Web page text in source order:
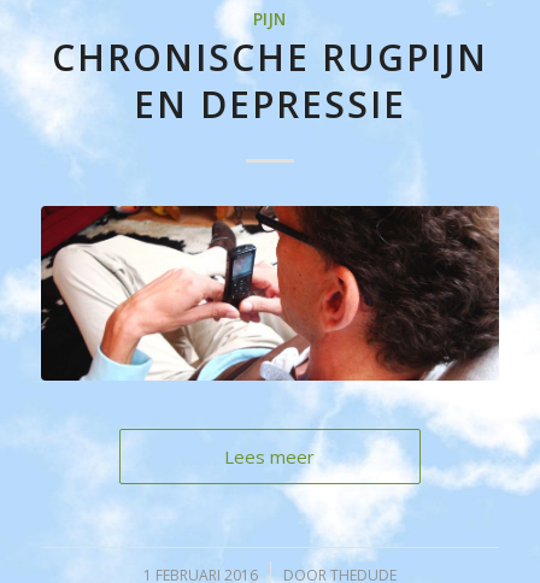
PIJN
CHRONISCHE RUGPIJN
EN DEPRESSIE
Lees meer
1 FEBRUARI 2016
/ DOORTHEDUDE